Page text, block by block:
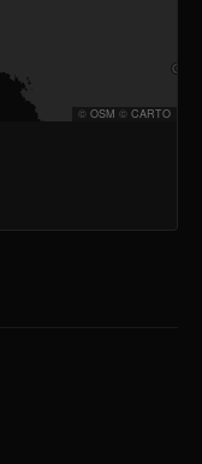
© OSM © CARTO